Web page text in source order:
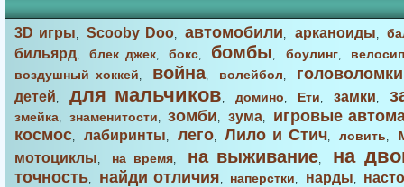
3D игры,Scooby Doo,автомобили, арканоиды,
бильярд,блек джек,бокс, бомбы, боулинг,
воздушный хоккей, война, волейбол, головоломки
детей, для мальчиков, домино, Ети, замки,
змейка, знаменитости,зомби, зума,
игровые
космос, лабиринты, лего,Лило и Стич,ловить,
мотоциклы, на время, на выживание, на
точность, найди отличия, наперстки, нарды,